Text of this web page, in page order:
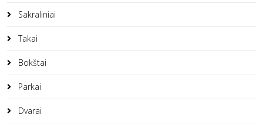
Sakraliniai
Takai
Bokštai
Parkai
Dvarai